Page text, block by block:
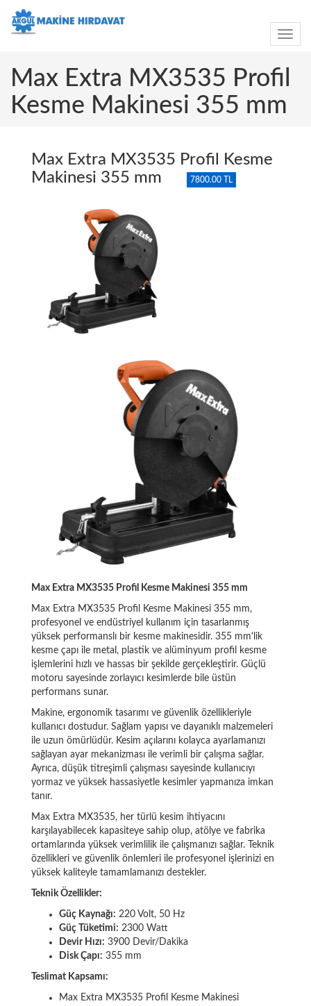
Toggle
Max Extra MX3535 Profil
Kesme Makinesi 355 mm
Max Extra MX3535 Profil Kesme
Makinesi 355 mm
7800.00 TL
Max Extra MX3535 Profil Kesme Makinesi 355 mm
Max Extra MX3535 Profil Kesme Makinesi 355 mm,
profesyonel ve endüstriyel kullanım için tasarlanmış
yüksek performanslı bir kesme makinesidir. 355 mm'lik
kesme çapı ile metal, plastik ve alüminyum profil kesme
işlemlerini hızlı ve hassas bir şekilde gerçekleştirir. Güçlü
motoru sayesinde zorlayıcı kesimlerde bile üstün
performans sunar.
Makine, ergonomik tasarımı ve güvenlik özellikleriyle
kullanıcı dostudur. Sağlam yapısı ve dayanıklı malzemeleri
ile uzun ömürlüdür. Kesim açılarını kolayca ayarlamanızı
sağlayan ayar mekanizması ile verimli bir çalışma sağlar.
Ayrıca, düşük titreşimli çalışması sayesinde kullanıcıyı
yormaz ve yüksek hassasiyetle kesimler yapmanıza imkan
tanır.
Max Extra MX3535, her türlü kesim ihtiyacını
karşılayabilecek kapasiteye sahip olup, atölye ve fabrika
ortamlarında yüksek verimlilik ile çalışmanızı sağlar. Teknik
özellikleri ve güvenlik önlemleri ile profesyonel işlerinizi en
yüksek kaliteyle tamamlamanızı destekler.
Teknik Özellikler:
Güç Kaynağı: 220 Volt, 50 Hz
Güç Tüketimi: 2300 Watt
Devir Hızı: 3900 Devir/Dakika
Disk Çapı: 355 mm
Teslimat Kapsamı:
Max Extra MX3535 Profil Kesme Makinesi